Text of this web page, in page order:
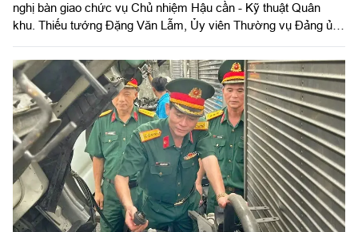
nghị bàn giao chức vụ Chủ nhiệm Hậu cần - Kỹ thuật Quân
khu. Thiếu tướng Đặng Văn Lẫm, Ủy viên Thường vụ Đảng ủy,
Thiếu tướng Trần Đức Thắng, Phó Chủ nhiệm Chính trị Quân
khu; Đại tá Trần Hữu Nhân, Phó Tham mưu trưởng Quân khu;
lãnh đạo Ủy ban Kiểm tra Đảng ủy Quân khu; các đồng chí
trong Ban Chủ nhiệm Cục Hậu cần - Kỹ thuật Quân khu; thủ
trưởng các phòng chức năng Quân khu và các đơn vị trực
thuộc Cục Hậu cần - Kỹ thuật.